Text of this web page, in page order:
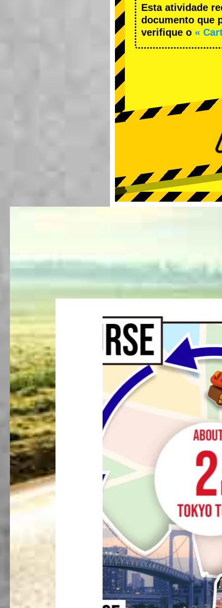
Esta atividade
documento que
verifique o «